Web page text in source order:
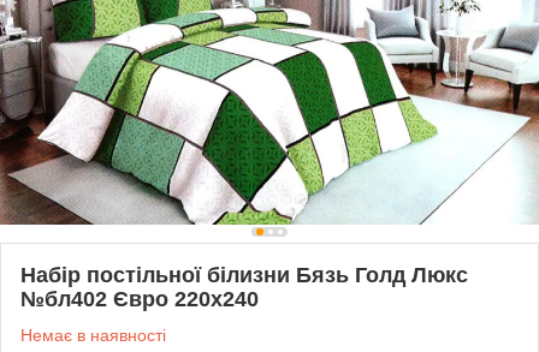
Набір постільної білизни Бязь Голд Люкс
№бл402 Євро 220х240
Немає в наявності